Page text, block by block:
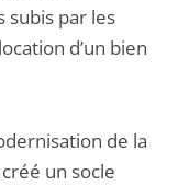
subis par les
d’un bien
de la
un socle